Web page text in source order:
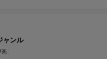
ャンル
画